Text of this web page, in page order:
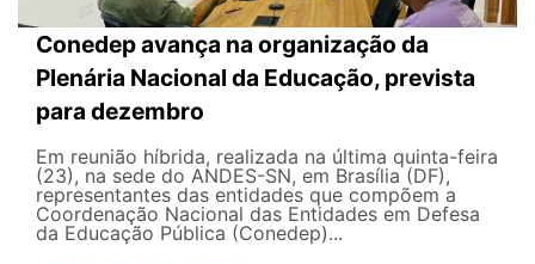
Conedep avança na organização da
Plenária Nacional da Educação, prevista
para dezembro
Em reunião híbrida, realizada na última quinta-feira
(23), na sede do ANDES-SN, em Brasília (DF),
representantes das entidades que compõem a
Coordenação Nacional das Entidades em Defesa
da Educação Pública (Conedep)...